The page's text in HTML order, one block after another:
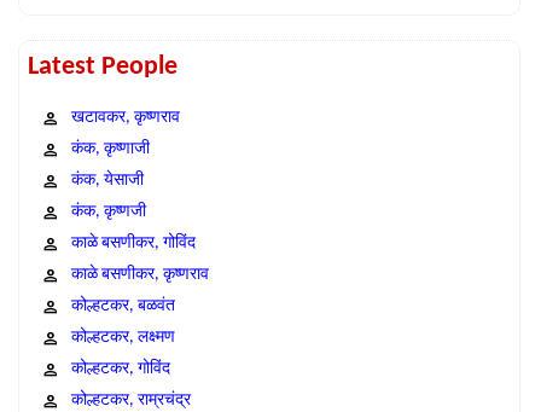
Latest People
खटावकर, कृष्णराव
कंक, कृष्णाजी
कंक, येसाजी
कंक, कृष्णजी
काळे बसणीकर, गोविंद
काळे बसणीकर, कृष्णराव
कोल्हटकर, बळवंत
कोल्हटकर, लक्ष्मण
कोल्हटकर, गोविंद
कोल्हटकर, राम्रचंद्र